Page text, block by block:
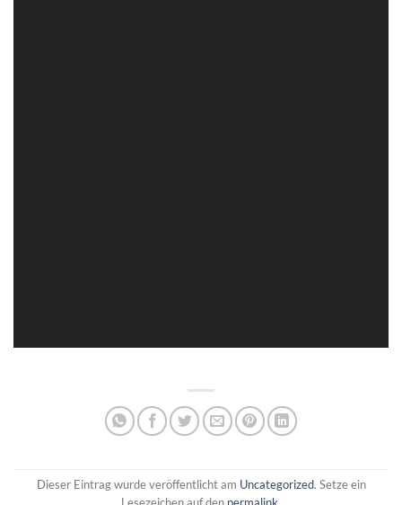
Dieser Eintrag wurde veröffentlicht am Uncategorized. Setze ein